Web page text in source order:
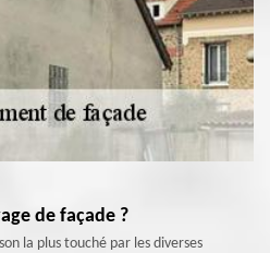
de façade ?
la plus touché par les diverses